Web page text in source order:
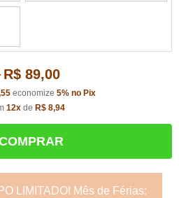
R$ 89,00
economize 5% no Pix
12xde R$ 8,94
LIMITADO! Mês de Férias: